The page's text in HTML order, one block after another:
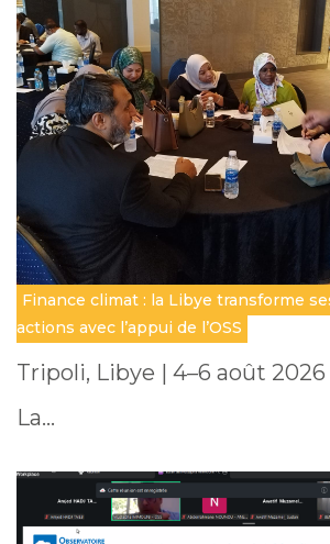
Finance climat : la Libye transforme
actions avec l’appui de l’OSS
Tripoli, Libye | 4–6 août 2026
La…